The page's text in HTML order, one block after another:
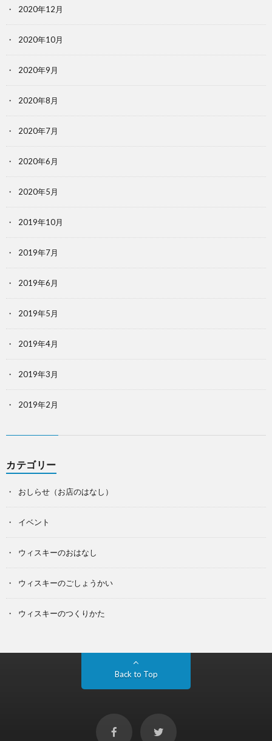
2020年12月
2020年10月
2020年9月
2020年8月
2020年7月
2020年6月
2020年5月
2019年10月
2019年7月
2019年6月
2019年5月
2019年4月
2019年3月
2019年2月
カテゴリー
おしらせ（お店のはなし）
イベント
ウィスキーのおはなし
ウィスキーのごしょうかい
ウィスキーのつくりかた
Back to Top